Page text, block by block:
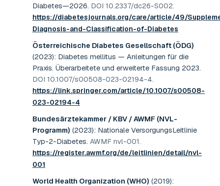
Diabetes—2026. DOI 10.2337/dc26-S002.
https://diabetesjournals.org/care/article/49/
Diagnosis-and-Classification-of-Diabetes
Österreichische Diabetes Gesellschaft (ÖDG)
(2023): Diabetes mellitus — Anleitungen für die
Praxis. Überarbeitete und erweiterte Fassung 2023.
DOI 10.1007/s00508-023-02194-4.
https://link.springer.com/article/10.1007/s00508-
023-02194-4
Bundesärztekammer / KBV / AWMF (NVL-
Programm) (2023): Nationale VersorgungsLeitlinie
Typ-2-Diabetes. AWMF nvl-001.
https://register.awmf.org/de/leitlinien/detail/nvl-
001
World Health Organization (WHO) (2019):